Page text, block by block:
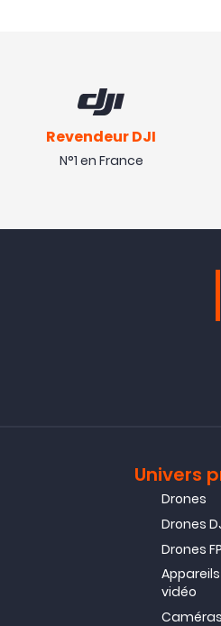
Revendeur DJI
N°1 en France
Univers
Drones
Drones
Drones
vidéo